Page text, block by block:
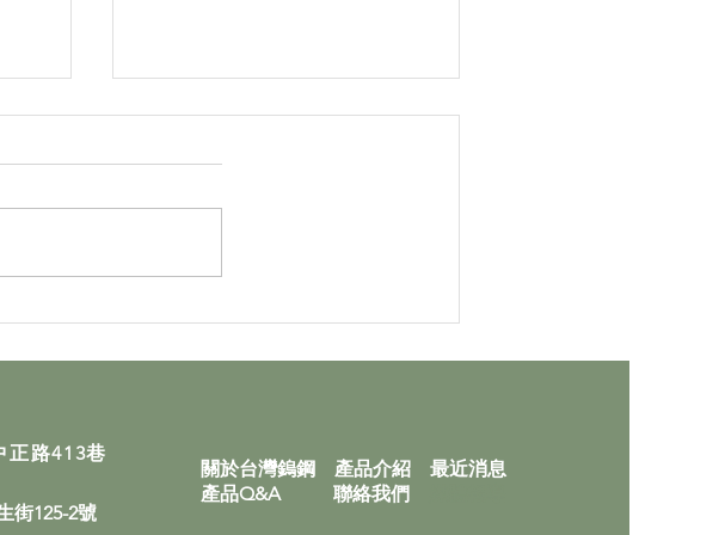
挑戰精密加工的極限：
正路413巷
街125-2號
關於台灣鎢鋼 產品介紹 最近消息
產品Q&A聯絡我們